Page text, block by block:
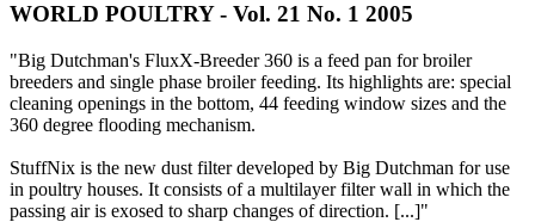
WORLD POULTRY - Vol. 21 No. 1 2005
"Big Dutchman's FluxX-Breeder 360 is a feed pan for broiler
breeders and single phase broiler feeding. Its highlights are: special
cleaning openings in the bottom, 44 feeding window sizes and the
360 degree flooding mechanism.
StuffNix is the new dust filter developed by Big Dutchman for use
in poultry houses. It consists of a multilayer filter wall in which the
passing air is exosed to sharp changes of direction. [...]"